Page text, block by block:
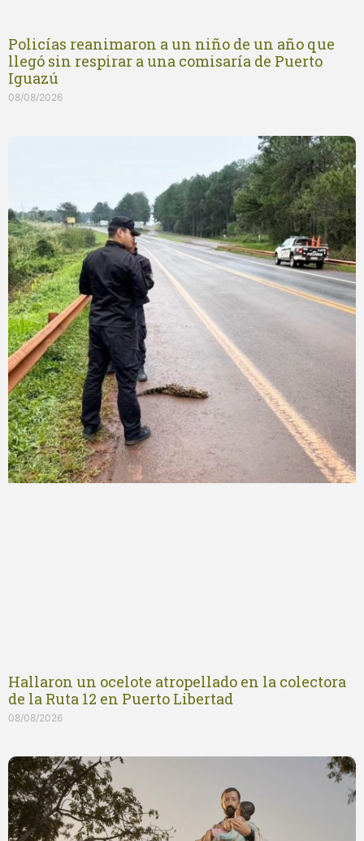
Policías reanimaron a un niño de un año que
llegó sin respirar a una comisaría de Puerto
Iguazú
08/08/2026
Hallaron un ocelote atropellado en la colectora
de la Ruta 12 en Puerto Libertad
08/08/2026